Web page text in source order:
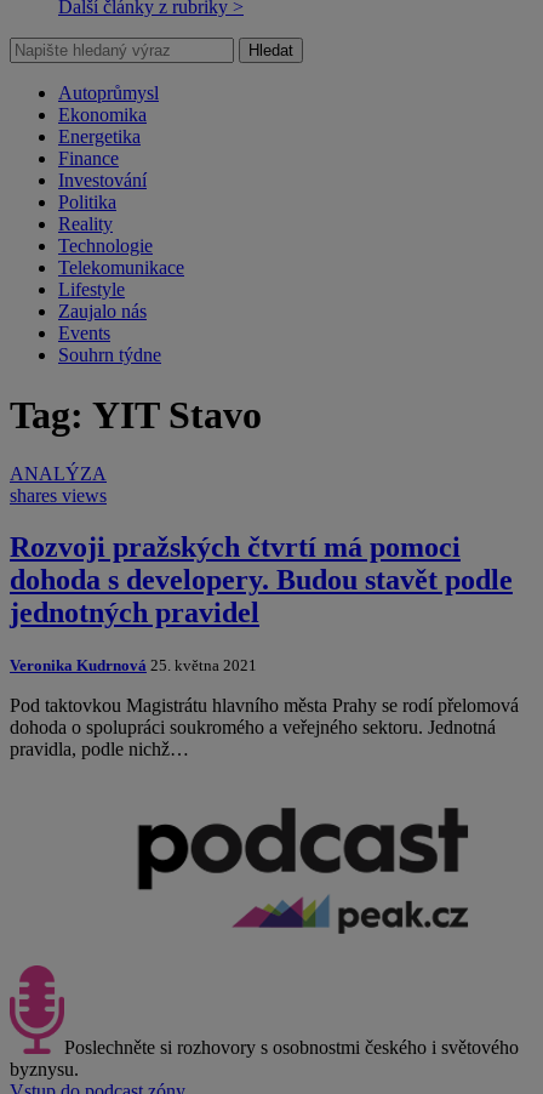
Další články z rubriky >
Hledat
Autoprůmysl
Ekonomika
Energetika
Finance
Investování
Politika
Reality
Technologie
Telekomunikace
Lifestyle
Zaujalo nás
Events
Souhrn týdne
Tag: YIT Stavo
ANALÝZA
shares views
Rozvoji pražských čtvrtí má pomoci
dohoda s developery. Budou stavět podle
jednotných pravidel
Veronika Kudrnová 25. května 2021
Pod taktovkou Magistrátu hlavního města Prahy se rodí přelomová
dohoda o spolupráci soukromého a veřejného sektoru. Jednotná
pravidla, podle nichž…
Poslechněte si rozhovory s osobnostmi českého i světového
byznysu.